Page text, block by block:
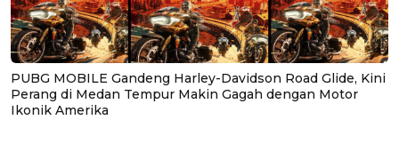
PUBG MOBILE Gandeng Harley-Davidson Road Glide, Kini
Perang di Medan Tempur Makin Gagah dengan Motor
Ikonik Amerika